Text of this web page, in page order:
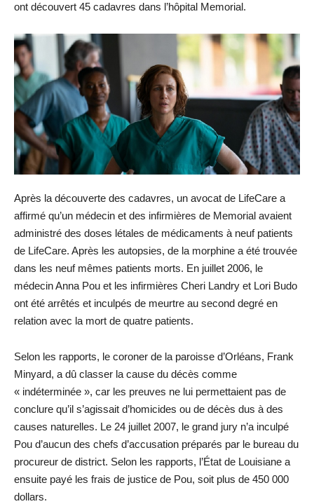
ont découvert 45 cadavres dans l’hôpital Memorial.
Après la découverte des cadavres, un avocat de LifeCare a
affirmé qu’un médecin et des infirmières de Memorial avaient
administré des doses létales de médicaments à neuf patients
de LifeCare. Après les autopsies, de la morphine a été trouvée
dans les neuf mêmes patients morts. En juillet 2006, le
médecin Anna Pou et les infirmières Cheri Landry et Lori Budo
ont été arrêtés et inculpés de meurtre au second degré en
relation avec la mort de quatre patients.
Selon les rapports, le coroner de la paroisse d’Orléans, Frank
Minyard, a dû classer la cause du décès comme
« indéterminée », car les preuves ne lui permettaient pas de
conclure qu’il s’agissait d’homicides ou de décès dus à des
causes naturelles. Le 24 juillet 2007, le grand jury n’a inculpé
Pou d’aucun des chefs d’accusation préparés par le bureau du
procureur de district. Selon les rapports, l’État de Louisiane a
ensuite payé les frais de justice de Pou, soit plus de 450 000
dollars.